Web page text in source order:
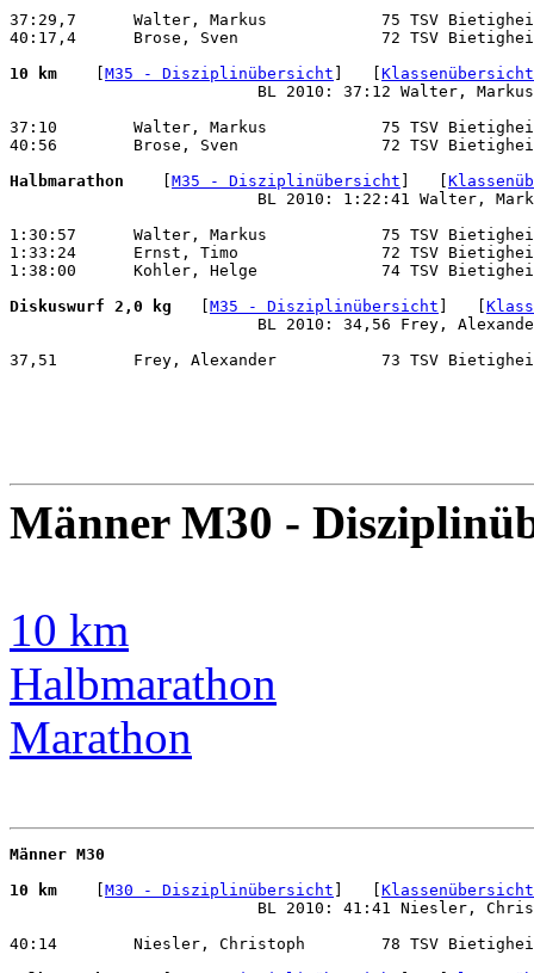
37:29,7      Walter, Markus            75 TSV
40:17,4      Brose, Sven               72 TSV
10 km
M35 - Disziplinübersicht
Klassenübersicht
BL 2010: 37:12 Walter,
37:10        Walter, Markus            75 TSV
40:56        Brose, Sven               72 TSV
Halbmarathon
M35 - Disziplinübersicht
BL 2010: 1:22:41 Walter,
1:30:57      Walter, Markus            75 TSV
1:33:24      Ernst, Timo               72 TSV
1:38:00      Kohler, Helge             74 TSV
Diskuswurf 2,0 kg
M35 - Disziplinübersicht
BL 2010: 34,56 Frey,
37,51        Frey, Alexander           73 TSV
Männer M30 -
10 km
Halbmarathon
Marathon
Männer M30
10 km
M30 - Disziplinübersicht
Klassenübersicht
BL 2010: 41:41 Niesler,
40:14        Niesler, Christoph        78 TSV